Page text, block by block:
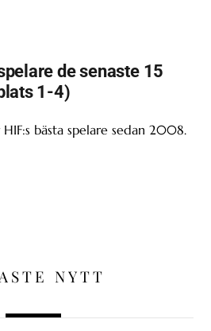
de senaste 15
1-4)
bästa spelare sedan 2008.
NYTT